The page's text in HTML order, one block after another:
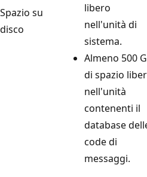
Spazio su
disco
libero
nell'unità di
sistema.
Almeno 500
di spazio
nell'unità
contenenti il
database
code di
messaggi.